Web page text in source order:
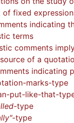
fixed
indicating
terms
comments
of a
indicating
marks-type
put-like-that-
-type
-type